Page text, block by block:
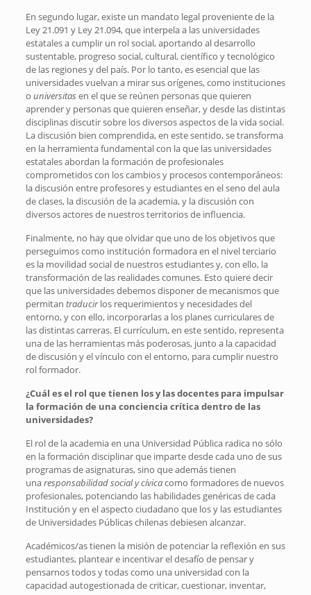
En segundo lugar, existe un mandato legal proveniente de la
Ley 21.091 y Ley 21.094, que interpela a las universidades
estatales a cumplir un rol social, aportando al desarrollo
sustentable, progreso social, cultural, científico y tecnológico
de las regiones y del país. Por lo tanto, es esencial que las
universidades vuelvan a mirar sus orígenes, como instituciones
o universitas en el que se reúnen personas que quieren
aprender y personas que quieren enseñar, y desde las distintas
disciplinas discutir sobre los diversos aspectos de la vida social.
La discusión bien comprendida, en este sentido, se transforma
en la herramienta fundamental con la que las universidades
estatales abordan la formación de profesionales
comprometidos con los cambios y procesos contemporáneos:
la discusión entre profesores y estudiantes en el seno del aula
de clases, la discusión de la academia, y la discusión con
diversos actores de nuestros territorios de influencia.
Finalmente, no hay que olvidar que uno de los objetivos que
perseguimos como institución formadora en el nivel terciario
es la movilidad social de nuestros estudiantes y, con ello, la
transformación de las realidades comunes. Esto quiere decir
que las universidades debemos disponer de mecanismos que
permitan traducirlos requerimientos y necesidades del
entorno, y con ello, incorporarlas a los planes curriculares de
las distintas carreras. El currículum, en este sentido, representa
una de las herramientas más poderosas, junto a la capacidad
de discusión y el vínculo con el entorno, para cumplir nuestro
rol formador.
¿Cuál es el rol que tienen los y las docentes para impulsar
la formación de una conciencia crítica dentro de las
universidades?
El rol de la academia en una Universidad Pública radica no sólo
en la formación disciplinar que imparte desde cada uno de sus
programas de asignaturas, sino que además tienen
unaresponsabilidad social y cívicacomo formadores de nuevos
profesionales, potenciando las habilidades genéricas de cada
Institución y en el aspecto ciudadano que los y las estudiantes
de Universidades Públicas chilenas debiesen alcanzar.
Académicos/as tienen la misión de potenciar la reflexión en sus
estudiantes, plantear e incentivar el desafío de pensar y
pensarnos todos y todas como una universidad con la
capacidad autogestionada de criticar, cuestionar, inventar,